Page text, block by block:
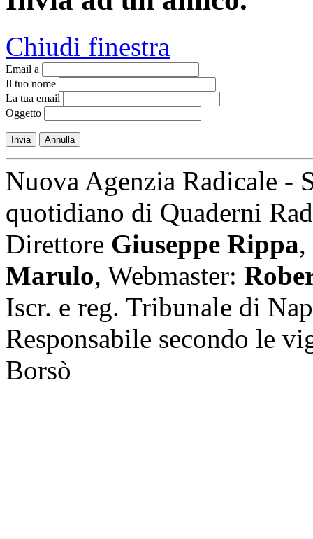
Chiudi finestra
Email a
Il tuo nome
La tua email
Oggetto
Invia Annulla
Nuova Agenzia Radicale -
quotidiano di Quaderni
Direttore Giuseppe Rippa,
Marulo, Webmaster:
Iscr. e reg. Tribunale di
Responsabile secondo le
Borsò